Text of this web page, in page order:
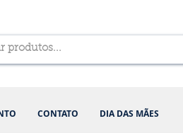
CONTATO DIA DAS MÃES